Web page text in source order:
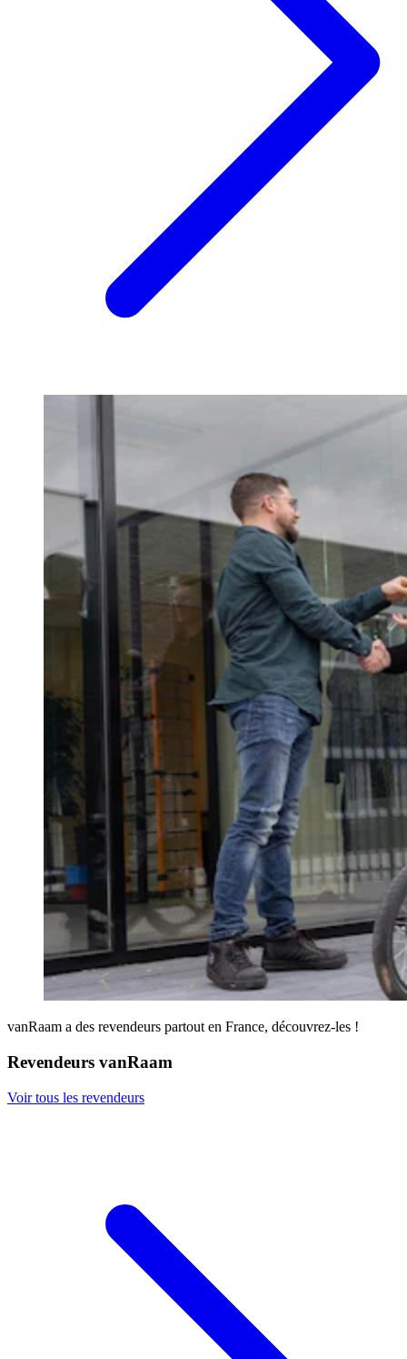
vanRaam a des revendeurs partout en France, découvrez-les !
Revendeurs vanRaam
Voir tous les revendeurs